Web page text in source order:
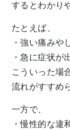
するとわかり
たとえば、
・強い痛みや
・急に症状が
こういった場
流れがすすめ
一方で、
・慢性的な違